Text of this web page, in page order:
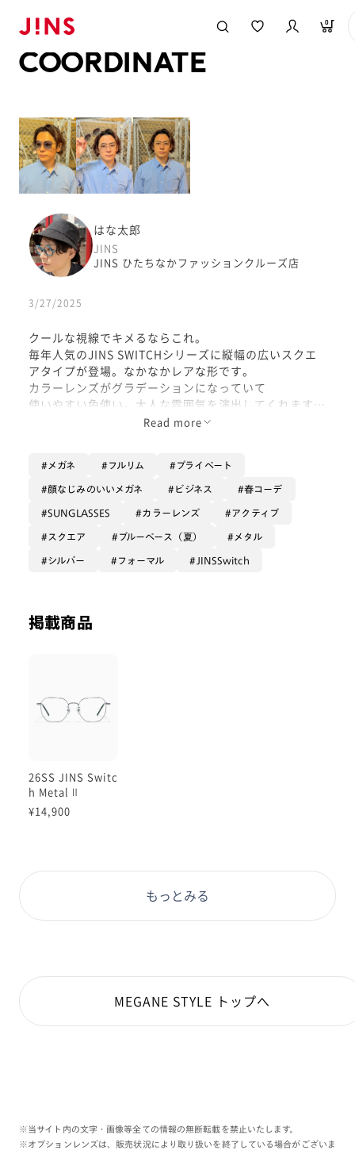
0
COORDINATE
はな太郎
JINS
JINS ひたちなかファッションクルーズ店
3/27/2025
クールな視線でキメるならこれ。
毎年人気のJINS SWITCHシリーズに縦幅の広いスクエ
アタイプが登場。なかなかレアな形です。
カラーレンズがグラデーションになっていて
使いやすい色使い。大人な雰囲気を演出してくれます。
シャツなどのフォーマルスタイルに合わせてみてはいか
Read more
メガネ フルリム プライベート
顔なじみのいいメガネ ビジネス 春コーデ
SUNGLASSES カラーレンズ アクティブ
スクエア ブルーベース（夏） メタル
シルバー フォーマル JINSSwitch
掲載商品
26SS JINS Switc
h Metal Ⅱ
¥14,900
もっとみる
MEGANE STYLE トップへ
※当サイト内の文字・画像等全ての情報の無断転載を禁止いたします。
※オプションレンズは、販売状況により取り扱いを終了している場合がございま